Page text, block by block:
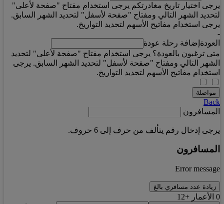
يرجى اختيار تاريخ مغادرتكم يرجى استخدام مفتاح "صفحة لأعلى"
لتحديد الشهر التالي ومفتاح "صفحة لأسفل" لتحديد الشهر السابق.
يرجى استخدام مفاتيح الأسهم لتحديد التواريخ.
-
العودة إضافة رحلة عودة
متى ترغبون بالعودة؟ يرجى استخدام مفتاح "صفحة لأعلى" لتحديد
الشهر التالي ومفتاح "صفحة لأسفل" لتحديد الشهر السابق. يرجى
استخدام مفاتيح الأسهم لتحديد التواريخ.
مواصلة
Back
المسافرون
يرجى إدخال رقم يتألف من حرف إلى 6 حروف.
المسافرون
Error message
زيادة عدد مسافري بالغ
0 الأعمار +12